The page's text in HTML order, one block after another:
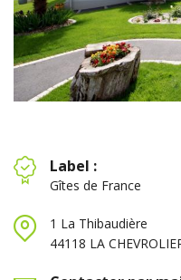
Label :
Gîtes de France
1 La Thibaudière
44118 LA